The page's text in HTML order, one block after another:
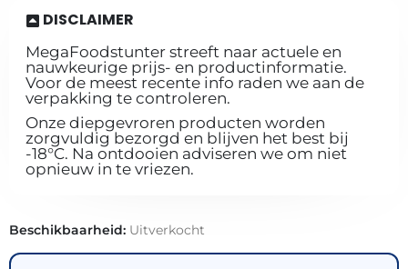
DISCLAIMER
MegaFoodstunter streeft naar actuele en
nauwkeurige prijs- en productinformatie.
Voor de meest recente info raden we aan de
verpakking te controleren.
Onze diepgevroren producten worden
zorgvuldig bezorgd en blijven het best bij
-18°C. Na ontdooien adviseren we om niet
opnieuw in te vriezen.
Beschikbaarheid: Uitverkocht